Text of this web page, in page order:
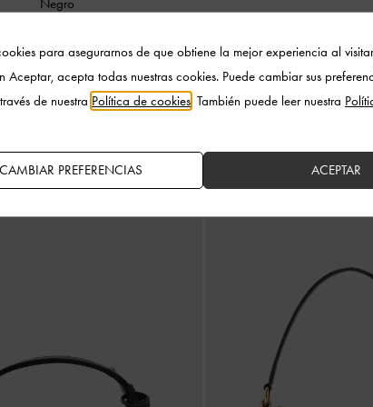
Negro
de US$125 o más y dentro
para asegurarnos de que obtiene la mejor experiencia al
Aceptar, acepta todas nuestras cookies. Puede cambiar sus
de nuestra Política de cookies . También puede leer nuestra
CAMBIAR PREFERENCIAS ACEPTAR